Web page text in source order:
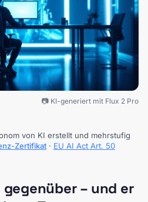
📷 KI-generiert mit Flux 2 Pro
von KI erstellt und mehrstufig
Zertifikat · EU AI Act Art. 50
– und er